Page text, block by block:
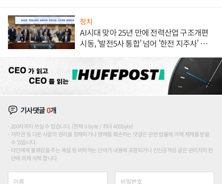
정치
AI시대 맞아 25년 만에 전력산업 구조개편
시동, '발전5사 통합' 넘어 '한전 지주사' 재편
기사댓글0개
200자까지 쓰실 수 있습니다. (현재 0 byte / 최대 400byte)
저작권 등 다른 사람의 권리를 침해하거나 명예를 훼손하는 댓글은 관련 법률에 의해 제재를 받을
수 있습니다.
타인에게 불쾌감을 주는 욕설 등 비하하는 단어가 내용에 포함되거나 인신공격성 글은 관리자의 판
단에 의해 삭제 합니다.